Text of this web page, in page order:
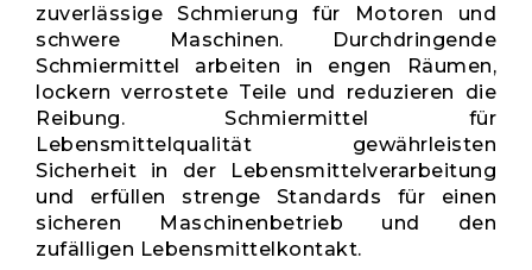
zuverlässige Schmierung für Motoren und
schwere Maschinen. Durchdringende
Schmiermittel arbeiten in engen Räumen,
lockern verrostete Teile und reduzieren die
Reibung. Schmiermittel für
Lebensmittelqualität gewährleisten
Sicherheit in der Lebensmittelverarbeitung
und erfüllen strenge Standards für einen
sicheren Maschinenbetrieb und den
zufälligen Lebensmittelkontakt.